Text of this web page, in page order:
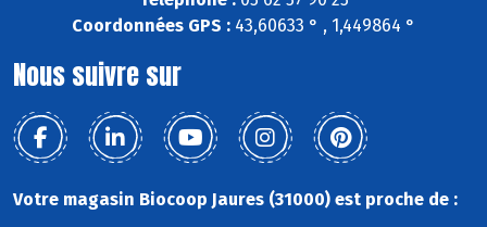
Coordonnées GPS : 43,60633 ° , 1,449864 °
Nous suivre sur
Votre magasin Biocoop Jaures (31000) est proche de :